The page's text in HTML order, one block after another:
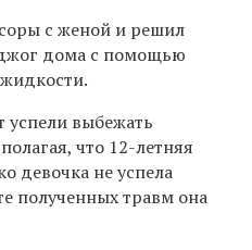
с женой и решил
дома с помощью
выбежать
что 12-летняя
девочка не успела
полученных травм она